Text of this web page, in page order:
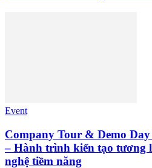
Event
Company Tour & Demo
– Hành trình kiến tạo tương
nghệ tiềm năng